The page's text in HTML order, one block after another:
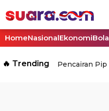
HomeNasionalEkonomiBola
🔥 Trending Pencairan Pip